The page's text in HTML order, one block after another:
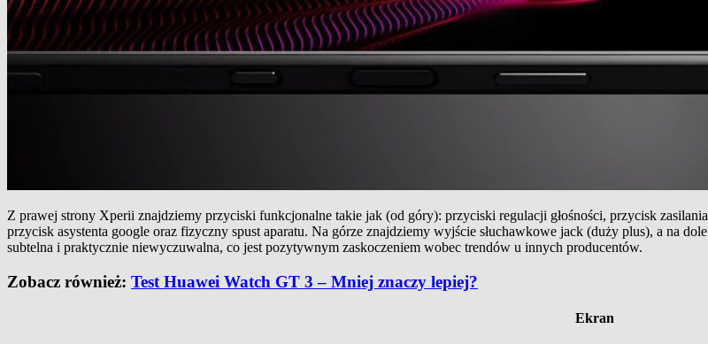
Z prawej strony Xperii znajdziemy przyciski funkcjonalne takie jak (od góry): przyciski regulacji głośności, przycisk
przycisk asystenta google oraz fizyczny spust aparatu. Na górze znajdziemy wyjście słuchawkowe jack (duży plus), a na
subtelna i praktycznie niewyczuwalna, co jest pozytywnym zaskoczeniem wobec trendów u innych producentów.
Zobacz również: Test Huawei Watch GT 3 – Mniej znaczy lepiej?
Ekran